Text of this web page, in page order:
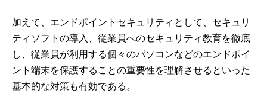
加えて、エンドポイントセキュリティとして、セキュリ
ティソフトの導入、従業員へのセキュリティ教育を徹底
し、従業員が利用する個々のパソコンなどのエンドポイ
ント端末を保護することの重要性を理解させるといった
基本的な対策も有効である。